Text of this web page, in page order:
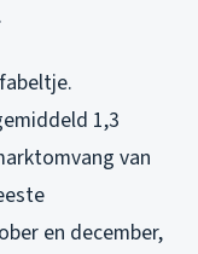
1,3
van
en december,